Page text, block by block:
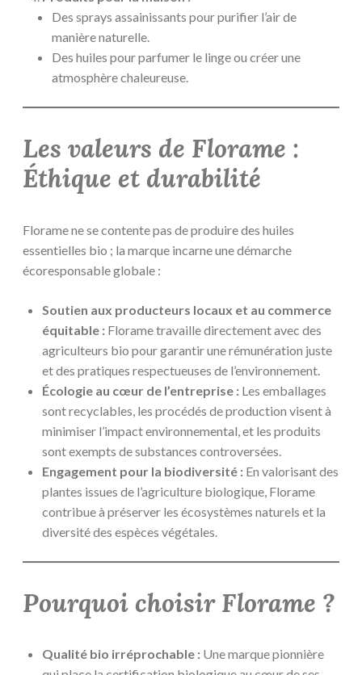
Des sprays assainissants pour purifier l’air de
manière naturelle.
Des huiles pour parfumer le linge ou créer une
atmosphère chaleureuse.
Les valeurs de Florame :
Éthique et durabilité
Florame ne se contente pas de produire des huiles
essentielles bio ; la marque incarne une démarche
écoresponsable globale :
Soutien aux producteurs locaux et au commerce
équitable : Florame travaille directement avec des
agriculteurs bio pour garantir une rémunération juste
et des pratiques respectueuses de l’environnement.
Écologie au cœur de l’entreprise : Les emballages
sont recyclables, les procédés de production visent à
minimiser l’impact environnemental, et les produits
sont exempts de substances controversées.
Engagement pour la biodiversité : En valorisant des
plantes issues de l’agriculture biologique, Florame
contribue à préserver les écosystèmes naturels et la
diversité des espèces végétales.
Pourquoi choisir Florame ?
Qualité bio irréprochable : Une marque pionnière